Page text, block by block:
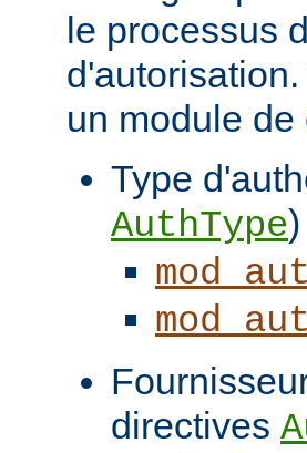
le processus
un module
Type
AuthType)
directives